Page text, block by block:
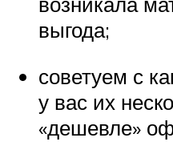
выгода;
советуем с
у вас их
«дешевле»